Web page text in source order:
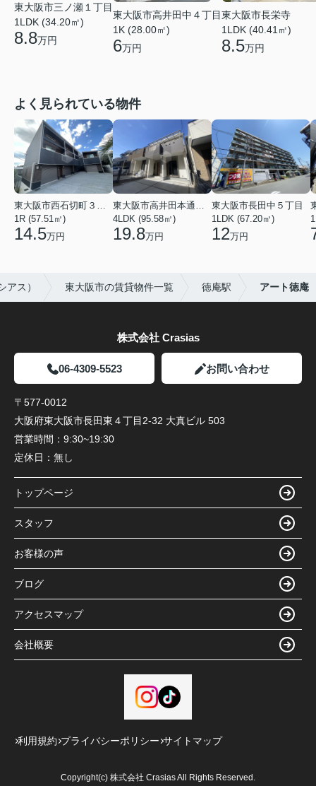
東大阪市三ノ瀬１丁目
1LDK (34.20㎡)
8.8万円
東大阪市高井田中４丁目
1K (28.00㎡)
6万円
東大阪市長栄寺
1LDK (40.41㎡)
8.5万円
よく見られている物件
東大阪市西石切町３丁目
1R (57.51㎡)
14.5万円
東大阪市高井田本通２丁目
4LDK (95.58㎡)
19.8万円
東大阪市長田中５丁目
1LDK (67.20㎡)
12万円
ス） 東大阪市の賃貸物件一覧 徳庵駅 アート徳庵
株式会社 Crasias
06-4309-5523 お問い合わせ
〒577-0012
大阪府東大阪市長田東４丁目2-32 大真ビル 503
営業時間： 9:30~19:30
定休日： 無し
トップページ
スタッフ
お客様の声
ブログ
アクセスマップ
会社概要
利用規約 プライバシーポリシー サイトマップ
Copyright(c) 株式会社 Crasias All Rights Reserved.